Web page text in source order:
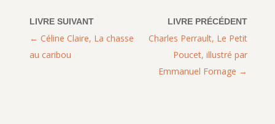
Charles Perrault, Le Petit
Poucet, illustré par
Emmanuel Fornage
Céline Claire, La chasse
au caribou